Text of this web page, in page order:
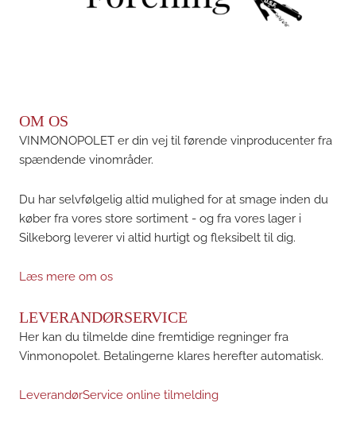
OM OS
VINMONOPOLET er din vej til førende vinproducenter fra
spændende vinområder.
Du har selvfølgelig altid mulighed for at smage inden du
køber fra vores store sortiment - og fra vores lager i
Silkeborg leverer vi altid hurtigt og fleksibelt til dig.
Læs mere om os
LEVERANDØRSERVICE
Her kan du tilmelde dine fremtidige regninger fra
Vinmonopolet. Betalingerne klares herefter automatisk.
LeverandørService online tilmelding